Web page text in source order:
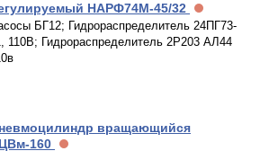
НАРФ74М-45/32
БГ12; Гидрораспределитель 24ПГ73-
110В; Гидрораспределитель 2Р203 АЛ44
вращающийся
160